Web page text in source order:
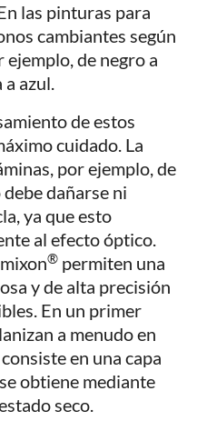
las pinturas para
cambiantes según
ejemplo, de negro a
azul.
de estos
cuidado. La
por ejemplo, de
dañarse ni
ya que esto
al efecto óptico.
® permiten una
y de alta precisión
En un primer
a menudo en
en una capa
obtiene mediante
seco.